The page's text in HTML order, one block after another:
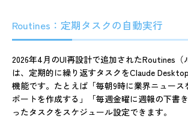
Routines：定期タスクの自動実行
2026年4月のUI再設計で追加されたRoutines（
は、定期的に繰り返すタスクをClaude
機能です。たとえば「毎朝9時に業界ニュース
ポートを作成する」「毎週金曜に週報の下書
ったタスクをスケジュール設定できます。